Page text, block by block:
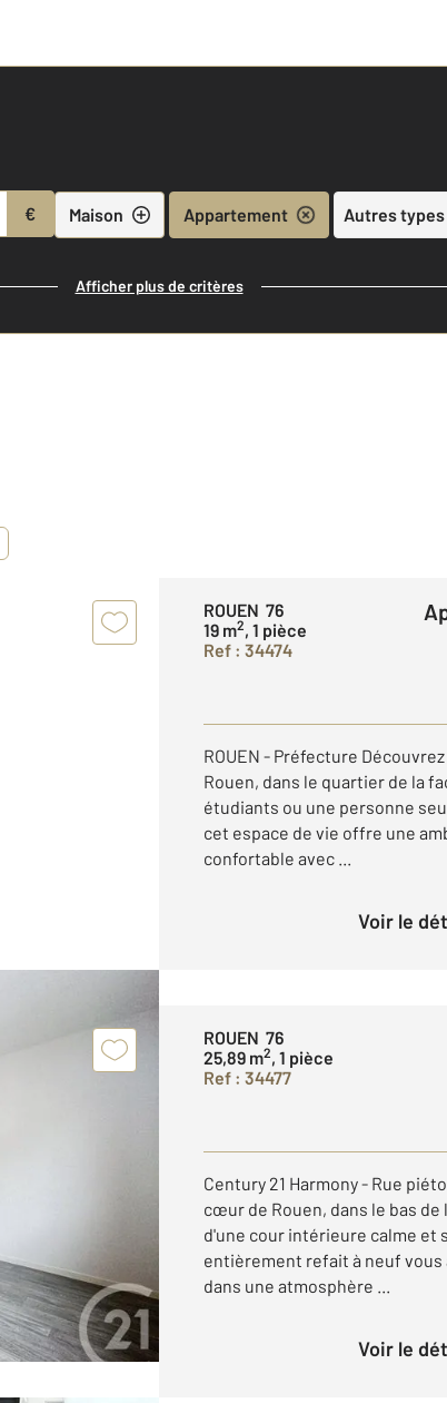
€ Maison Appartement Autres
Afficher plus de critères
ROUEN 76
19 m2, 1 pièce
Ref : 34474
ROUEN - Préfecture
Rouen, dans le quartier de la
étudiants ou une personne
cet espace de vie offre une
confortable avec ...
Voir le
ROUEN 76
25,89 m2, 1 pièce
Ref : 34477
Century 21 Harmony - Rue
cœur de Rouen, dans le bas
d'une cour intérieure calme et
entièrement refait à neuf
dans une atmosphère ...
Voir le